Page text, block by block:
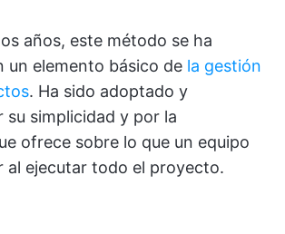
años, este método se ha
un elemento básico de la gestión
. Ha sido adoptado y
su simplicidad y por la
ofrece sobre lo que un equipo
al ejecutar todo el proyecto.